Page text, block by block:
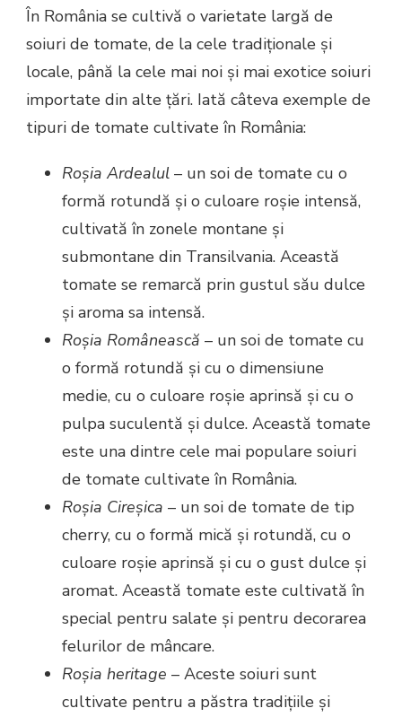
În România se cultivă o varietate largă de
soiuri de tomate, de la cele tradiționale și
locale, până la cele mai noi și mai exotice soiuri
importate din alte țări. Iată câteva exemple de
tipuri de tomate cultivate în România:
Roșia Ardealul – un soi de tomate cu o
formă rotundă și o culoare roșie intensă,
cultivată în zonele montane și
submontane din Transilvania. Această
tomate se remarcă prin gustul său dulce
și aroma sa intensă.
Roșia Românească – un soi de tomate cu
o formă rotundă și cu o dimensiune
medie, cu o culoare roșie aprinsă și cu o
pulpa suculentă și dulce. Această tomate
este una dintre cele mai populare soiuri
de tomate cultivate în România.
Roșia Cireșica – un soi de tomate de tip
cherry, cu o formă mică și rotundă, cu o
culoare roșie aprinsă și cu o gust dulce și
aromat. Această tomate este cultivată în
special pentru salate și pentru decorarea
felurilor de mâncare.
Roșia heritage – Aceste soiuri sunt
cultivate pentru a păstra tradițiile și